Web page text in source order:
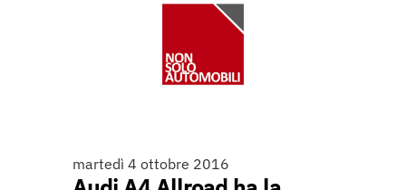
martedì 4 ottobre 2016